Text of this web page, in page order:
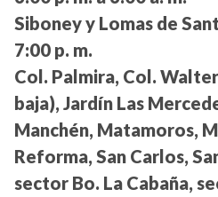
Siboney y Lomas de
7:00 p. m.
Col. Palmira, Col.
baja), Jardín Las
Manchén, Matamoros,
Reforma, San Carlos,
sector Bo. La Cabaña,